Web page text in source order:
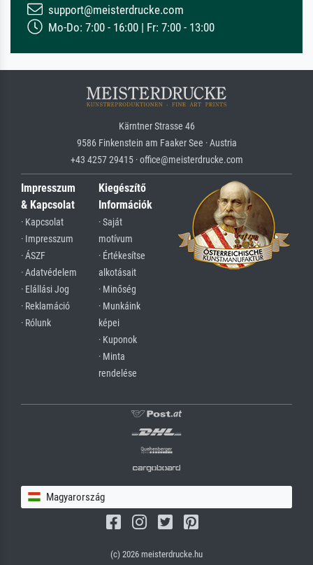
support@meisterdrucke.com
Mo-Do: 7:00 - 16:00 | Fr: 7:00 - 13:00
Kärntner Strasse 46
9586 Finkenstein am Faaker See · Austria
+43 4257 29415 · office@meisterdrucke.com
Impresszum
& Kapcsolat
· Kapcsolat
· Impresszum
· ÁSZF
· Adatvédelem
· Elállási Jog
· Reklamáció
· Rólunk
Kiegészítő
Információk
· Saját
motívum
· Értékesítse
alkotásait
· Minőség
· Munkáink
képei
· Kuponok
· Minta
rendelése
Magyarország
(c) 2026 meisterdrucke.hu